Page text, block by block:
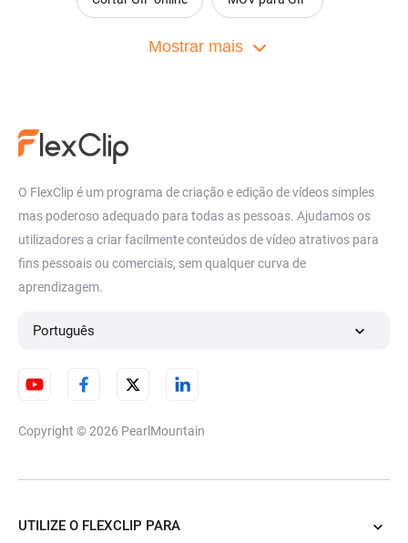
Adicionar adesivos a GIF divida GIF gratuitamente
Mostrar mais
O FlexClip é um programa de criação e edição de vídeos simples
mas poderoso adequado para todas as pessoas. Ajudamos os
utilizadores a criar facilmente conteúdos de vídeo atrativos para
fins pessoais ou comerciais, sem qualquer curva de
aprendizagem.
Português
Copyright © 2026 PearlMountain
UTILIZE O FLEXCLIP PARA